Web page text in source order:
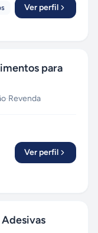
Ver perfil
para
·Revenda
Ver perfil
Adesivas